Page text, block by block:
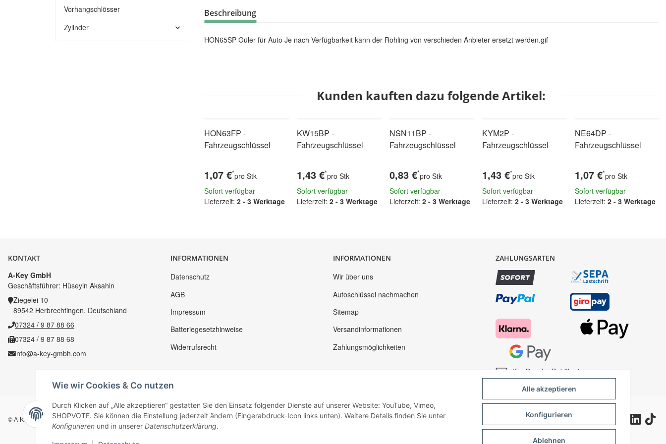
Beschreibung
HON65SP Güler für Auto Je nach Verfügbarkeit kann der Rohling von verschieden Anbieter ersetzt werden.gif
Kunden kauften dazu folgende Artikel:
HON63FP -
Fahrzeugschlüssel
1,07 €*pro Stk
Sofort verfügbar
Lieferzeit: 2 - 3 Werktage
KW15BP -
Fahrzeugschlüssel
1,43 €*pro Stk
Sofort verfügbar
Lieferzeit: 2 - 3 Werktage
NSN11BP -
Fahrzeugschlüssel
0,83 €*pro Stk
Sofort verfügbar
Lieferzeit: 2 - 3 Werktage
KYM2P -
Fahrzeugschlüssel
1,43 €*pro Stk
Sofort verfügbar
Lieferzeit: 2 - 3 Werktage
NE64DP -
Fahrzeugschlüssel
1,07 €*pro Stk
Sofort verfügbar
Lieferzeit: 2 - 3 Werktage
Vorhangschlösser
Zylinder
KONTAKT
A-Key GmbH
Geschäftsführer: Hüseyin Aksahin
Ziegelei 10
89542 Herbrechtingen, Deutschland
07324 / 9 87 88 66
07324 / 9 87 88 68
info@a-key-gmbh.com
INFORMATIONEN
Datenschutz
AGB
Impressum
Batteriegesetzhinweise
Widerrufsrecht
INFORMATIONEN
Wir über uns
Autoschlüssel nachmachen
Sitemap
Versandinformationen
Zahlungsmöglichkeiten
ZAHLUNGSARTEN
Kredit- oder Debitkarte
© A-Key
Wie wir Cookies & Co nutzen
Durch Klicken auf „Alle akzeptieren“ gestatten Sie den Einsatz folgender Dienste auf unserer Website: YouTube, Vimeo,
SHOPVOTE. Sie können die Einstellung jederzeit ändern (Fingerabdruck-Icon links unten). Weitere Details finden Sie unter
Konfigurieren und in unserer Datenschutzerklärung.
Alle akzeptieren
Konfigurieren
Ablehnen